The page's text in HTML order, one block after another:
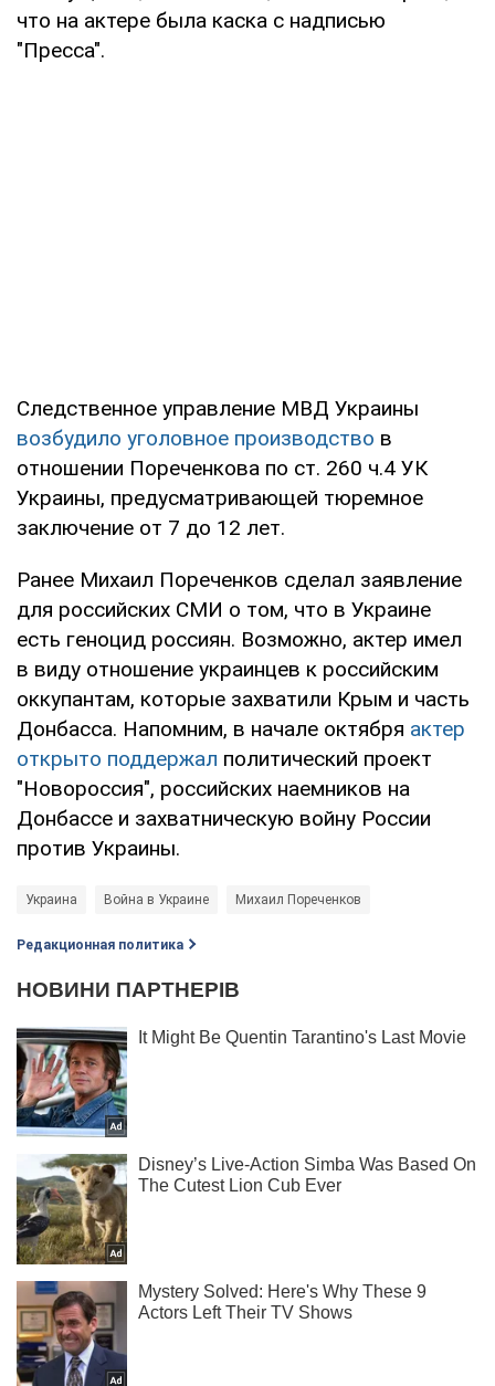
что на актере была каска с надписью
"Пресса".
Следственное управление МВД Украины
возбудило уголовное производство в
отношении Пореченкова по ст. 260 ч.4 УК
Украины, предусматривающей тюремное
заключение от 7 до 12 лет.
Ранее Михаил Пореченков сделал заявление
для российских СМИ о том, что в Украине
есть геноцид россиян. Возможно, актер имел
в виду отношение украинцев к российским
оккупантам, которые захватили Крым и часть
Донбасса. Напомним, в начале октября актер
открыто поддержал политический проект
"Новороссия", российских наемников на
Донбассе и захватническую войну России
против Украины.
Украина Война в Украине Михаил Пореченков
Редакционная политика